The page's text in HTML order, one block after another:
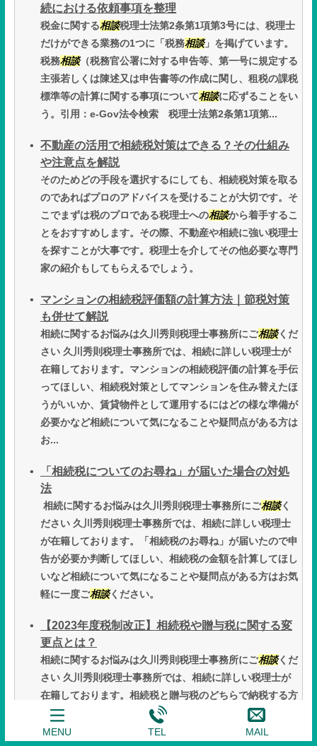
続における依頼事項を整理
税金に関する相談税理士法第2条第1項第3号には、税理士
だけができる業務の1つに「税務相談」を掲げています。
税務相談（税務官公署に対する申告等、第一号に規定する
主張若しくは陳述又は申告書等の作成に関し、租税の課税
標準等の計算に関する事項について相談に応ずることをい
う。引用：e-Gov法令検索 税理士法第2条第1項第...
不動産の活用で相続税対策はできる？その仕組み
や注意点を解説
そのためどの手段を選択するにしても、相続税対策を取る
のであればプロのアドバイスを受けることが大切です。そ
こでまずは税のプロである税理士への相談から着手するこ
とをおすすめします。その際、不動産や相続に強い税理士
を探すことが大事です。税理士を介してその他必要な専門
家の紹介もしてもらえるでしょう。
マンションの相続税評価額の計算方法｜節税対策
も併せて解説
相続に関するお悩みは久川秀則税理士事務所にご相談くだ
さい 久川秀則税理士事務所では、相続に詳しい税理士が
在籍しております。マンションの相続税評価の計算を手伝
ってほしい、相続税対策としてマンションを住み替えたほ
うがいいか、賃貸物件として運用するにはどの様な準備が
必要かなど相続について気になることや疑問点がある方は
お...
「相続税についてのお尋ね」が届いた場合の対処
法
相続に関するお悩みは久川秀則税理士事務所にご相談く
ださい 久川秀則税理士事務所では、相続に詳しい税理士
が在籍しております。「相続税のお尋ね」が届いたので申
告が必要か判断してほしい、相続税の金額を計算してほし
いなど相続について気になることや疑問点がある方はお気
軽に一度ご相談ください。
【2023年度税制改正】相続税や贈与税に関する変
更点とは？
相続に関するお悩みは久川秀則税理士事務所にご相談くだ
さい 久川秀則税理士事務所では、相続に詳しい税理士が
在籍しております。相続税と贈与税のどちらで納税する方
が良いか教えて欲しい、相続税の金額を計算してほしい、
自分が使える特例制度について教えて欲しいなど相続につ
MENU TEL MAIL